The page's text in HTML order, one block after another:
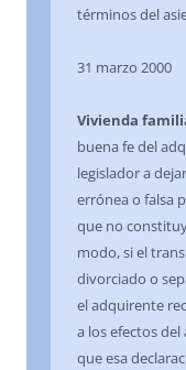
términos del
31 marzo 2000
Vivienda
buena fe del
legislador a
errónea o falsa
que no
modo, si el
divorciado o
el adquirente
a los efectos
que esa